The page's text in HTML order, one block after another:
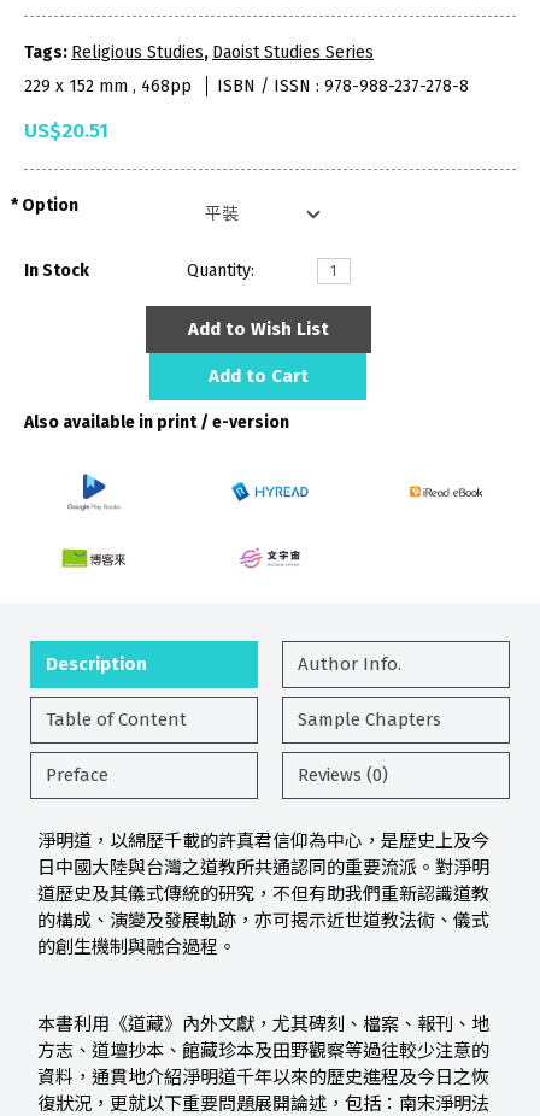
Tags: Religious Studies, Daoist Studies Series
229 x 152 mm , 468pp
ISBN / ISSN : 978-988-237-278-8
US$20.51
Option
In Stock Quantity:
Add to Wish List
Add to Cart
Also available in print / e-version
Description Author Info.
Table of Content Sample Chapters
Preface Reviews (0)
淨明道，以綿歷千載的許真君信仰為中心，是歷史上及今
日中國大陸與台灣之道教所共通認同的重要流派。對淨明
道歷史及其儀式傳統的研究，不但有助我們重新認識道教
的構成、演變及發展軌跡，亦可揭示近世道教法術、儀式
的創生機制與融合過程。
本書利用《道藏》內外文獻，尤其碑刻、檔案、報刊、地
方志、道壇抄本、館藏珍本及田野觀察等過往較少注意的
資料，通貫地介紹淨明道千年以來的歷史進程及今日之恢
復狀況，更就以下重要問題展開論述，包括：南宋淨明法